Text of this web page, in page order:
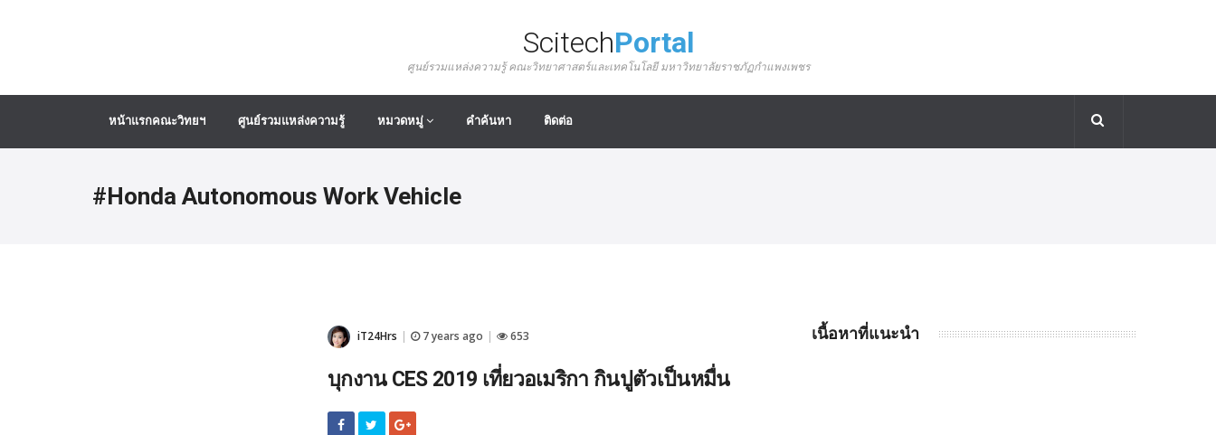
ScitechPortal
ศูนย์รวมแหล่งความรู้ คณะวิทยาศาสตร์และเทคโนโลยี มหาวิทยาลัยราชภัฏกำแพงเพชร
หน้าแรกคณะวิทยฯ ศูนย์รวมแหล่งความรู้ หมวดหมู่ คำค้นหา ติดต่อ
#Honda Autonomous Work Vehicle
iT24Hrs 7 years ago 653
บุกงาน CES 2019 เที่ยวอเมริกา กินปูตัวเป็นหมื่น
เนื้อหาที่แนะนำ